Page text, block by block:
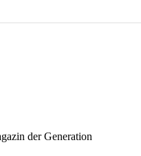
der Generation